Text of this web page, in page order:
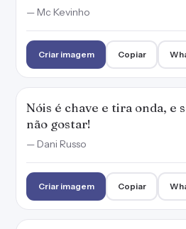
— Mc Kevinho
Criar imagem Copiar
Nóis é chave e tira onda, e
não gostar!
— Dani Russo
Criar imagem Copiar